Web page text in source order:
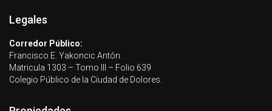
Legales
Corredor Público:
Francisco E. Yakoncic Antón.
Matricula 1303 – Tomo III – Folio 639
Colegio Público de la Ciudad de Dolores.